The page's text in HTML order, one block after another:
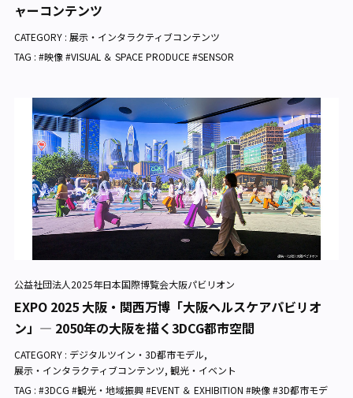
ャーコンテンツ
CATEGORY : 展示・インタラクティブコンテンツ
TAG : #映像 #VISUAL ＆ SPACE PRODUCE #SENSOR
公益社団法人2025年日本国際博覧会大阪パビリオン
EXPO 2025 大阪・関西万博「大阪ヘルスケアパビリオ
ン」— 2050年の大阪を描く3DCG都市空間
CATEGORY : デジタルツイン・3D都市モデル,
展示・インタラクティブコンテンツ, 観光・イベント
TAG : #3DCG #観光・地域振興 #EVENT ＆ EXHIBITION #映像 #3D都市モデ